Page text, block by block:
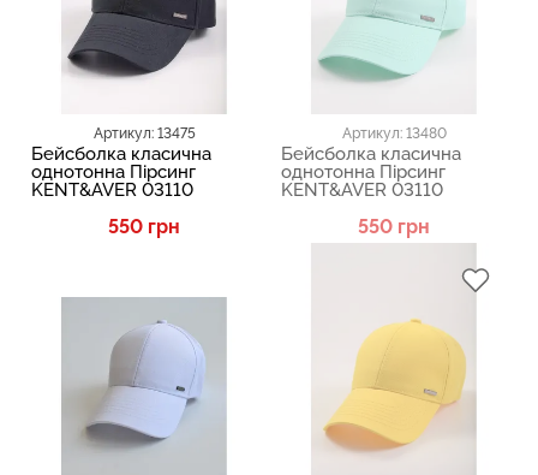
Артикул: 13475
Бейсболка класична
однотонна Пірсинг
KENT&AVER 03110
550 грн
Артикул: 13480
Бейсболка класична
однотонна Пірсинг
KENT&AVER 03110
550 грн